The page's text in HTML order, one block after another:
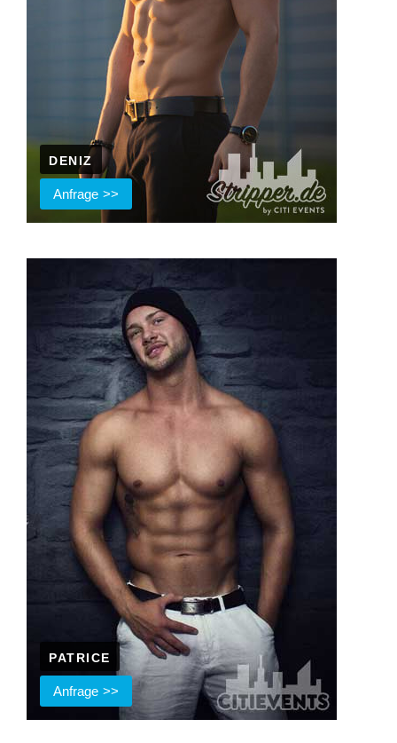
DENIZ
Anfrage
PATRICE
Anfrage